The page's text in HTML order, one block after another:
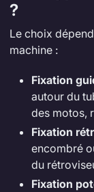
?
Le choix
machine :
Fixation
autour du
des motos,
Fixation
encombré
du
Fixation